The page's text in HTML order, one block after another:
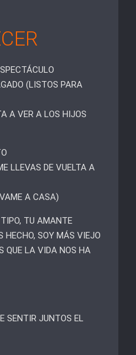
(LISTOS PARA
A VER A LOS HIJOS
LLEVAS DE VUELTA A
A CASA)
TU AMANTE
HECHO, SOY MÁS VIEJO
QUE LA VIDA NOS HA
SENTIR JUNTOS EL